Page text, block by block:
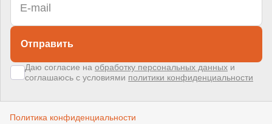
Политика конфиденциальности
Отправить
Даю согласие на обработку персональных данных и
соглашаюсь с условиями политики конфиденциальности